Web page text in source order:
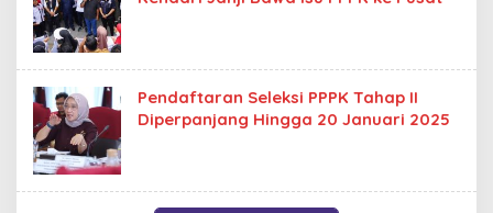
Pendaftaran Seleksi PPPK Tahap II
Diperpanjang Hingga 20 Januari 2025